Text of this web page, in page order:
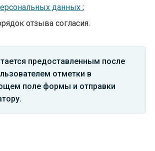
данных ;
отзыва согласия.
предоставленным после
отметки в
поле формы и отправки